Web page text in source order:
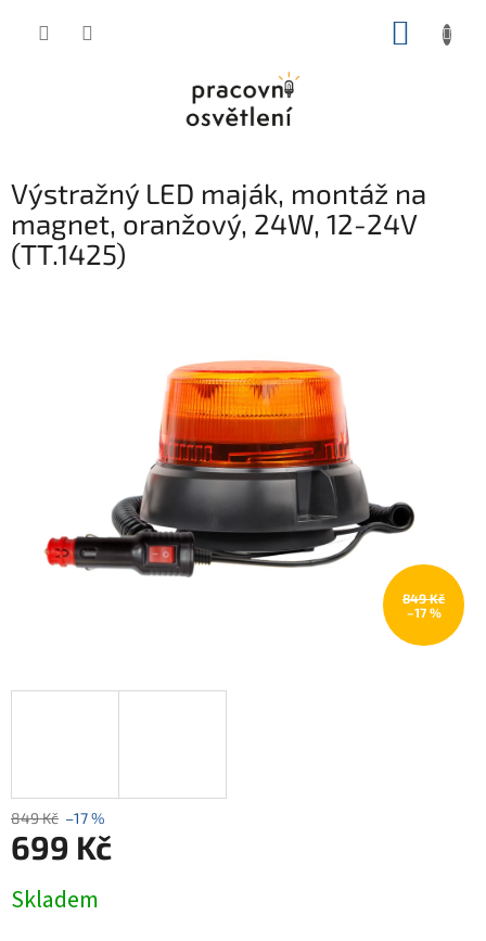
Výstražný LED maják, montáž na
magnet, oranžový, 24W, 12-24V
(TT.1425)
849 Kč
–17 %
849 Kč –17 %
699 Kč
cena:
Skladem